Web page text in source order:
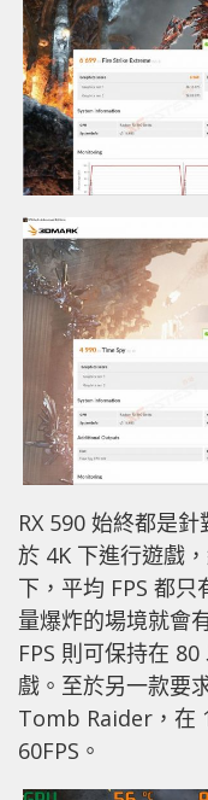
RX 590 始終都是
於 4K 下進行遊戲
下，平均 FPS 都
量爆炸的場境就會
FPS 則可保持在
戲。至於另一款要
Tomb Raider，在
60FPS。